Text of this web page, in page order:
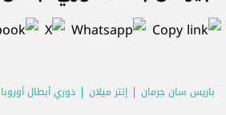
باريس سان جرمان إنتر ميلان دوري أبطال أوروبا